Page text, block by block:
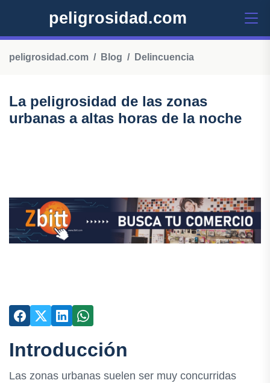
peligrosidad.com
peligrosidad.com Blog Delincuencia
La peligrosidad de las zonas
urbanas a altas horas de la noche
Introducción
Las zonas urbanas suelen ser muy concurridas